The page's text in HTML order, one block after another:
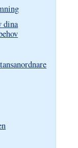
dina